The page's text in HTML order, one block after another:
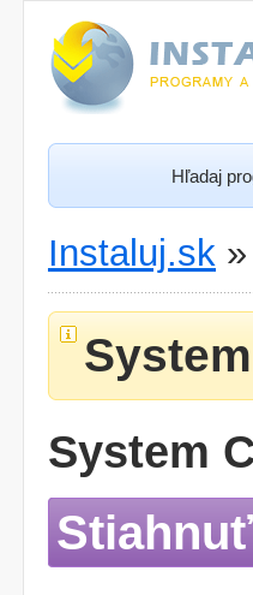
Hľadaj
Instaluj.sk »
System